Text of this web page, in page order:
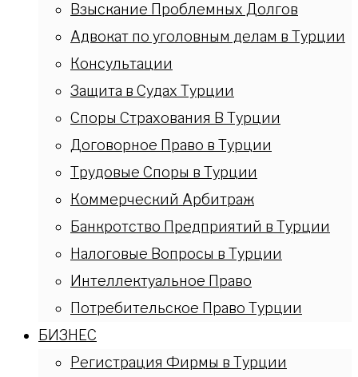
Взыскание Проблемных Долгов
Адвокат по уголовным делам в Турции
Консультации
Защита в Судах Турции
Споры Страхования В Турции
Договорное Право в Турции
Трудовые Споры в Турции
Коммерческий Арбитраж
Банкротство Предприятий в Турции
Налоговые Вопросы в Турции
Интеллектуальное Право
Потребительское Право Турции
БИЗНЕС
Регистрация Фирмы в Турции